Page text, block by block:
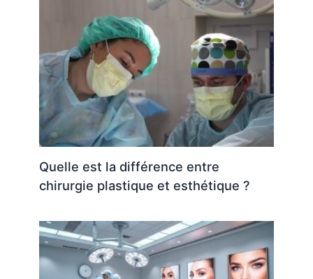
Quelle est la différence entre
chirurgie plastique et esthétique ?